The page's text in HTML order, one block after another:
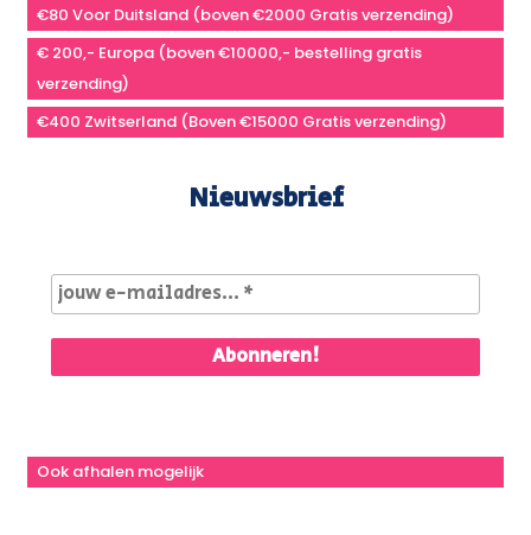
€80 Voor Duitsland (boven €2000 Gratis verzending)
€ 200,- Europa (boven €10000,- bestelling gratis
verzending)
€400 Zwitserland (Boven €15000 Gratis verzending)
Nieuwsbrief
Ook afhalen mogelijk